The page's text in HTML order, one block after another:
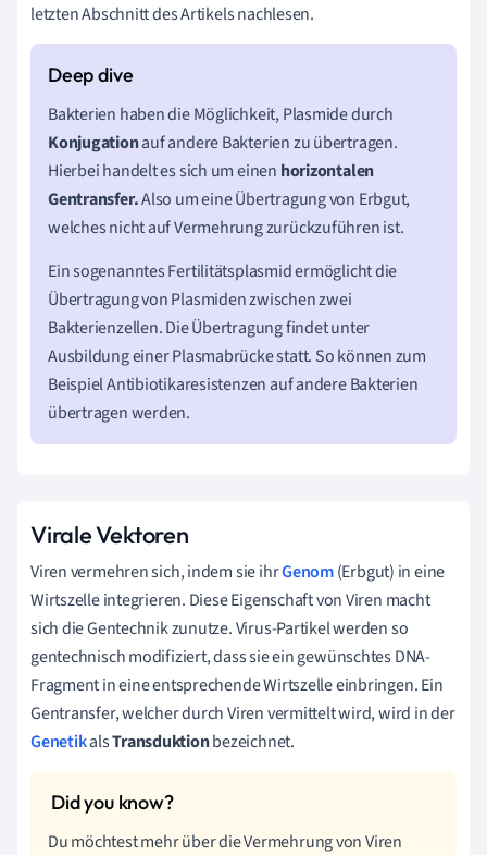
letzten Abschnitt des Artikels nachlesen.
Bakterien haben die Möglichkeit, Plasmide durch
Konjugationauf andere Bakterien zu übertragen.
Hierbei handelt es sich um einen horizontalen
Gentransfer.Also um eine Übertragung von Erbgut,
welches nicht auf Vermehrung zurückzuführen ist.
Ein sogenanntes Fertilitätsplasmid ermöglicht die
Übertragung von Plasmiden zwischen zwei
Bakterienzellen. Die Übertragung findet unter
Ausbildung einer Plasmabrücke statt. So können zum
Beispiel Antibiotikaresistenzen auf andere Bakterien
übertragen werden.
Virale Vektoren
Viren vermehren sich, indem sie ihrGenom(Erbgut) in eine
Wirtszelle integrieren. Diese Eigenschaft von Viren macht
sich die Gentechnik zunutze. Virus-Partikel werden so
gentechnisch modifiziert, dass sie ein gewünschtes DNA-
Fragment in eine entsprechende Wirtszelle einbringen. Ein
Gentransfer, welcher durch Viren vermittelt wird, wird in der
GenetikalsTransduktionbezeichnet.
Du möchtest mehr über die Vermehrung von Viren